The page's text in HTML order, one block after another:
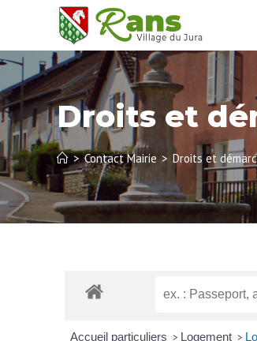
Droits et
> Contact Mairie > Droits et
Accueil particuliers > Logement >